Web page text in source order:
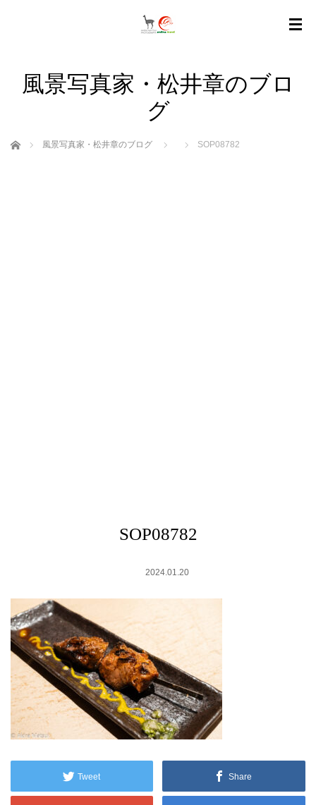
風景写真家・松井章のブロ
グ
ホーム 風景写真家・松井章のブログ SOP08782
SOP08782
2024.01.20
Tweet Share